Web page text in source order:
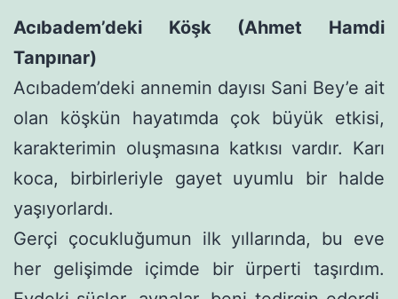
Acıbadem’deki Köşk (Ahmet Hamdi
Tanpınar)
Acıbadem’deki annemin dayısı Sani Bey’e ait
olan köşkün hayatımda çok büyük etkisi,
karakterimin oluşmasına katkısı vardır. Karı
koca, birbirleriyle gayet uyumlu bir halde
yaşıyorlar­dı.
Gerçi çocukluğumun ilk yıllarında, bu eve
her gelişimde içimde bir ürperti taşırdım.